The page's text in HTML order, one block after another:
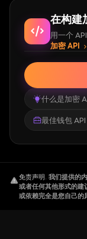
在构建
用一个
加密 API
什么是加密
最佳钱包 API
免责声明. 我们提供的
或者任何其他形式的建
或依赖完全是您自己的